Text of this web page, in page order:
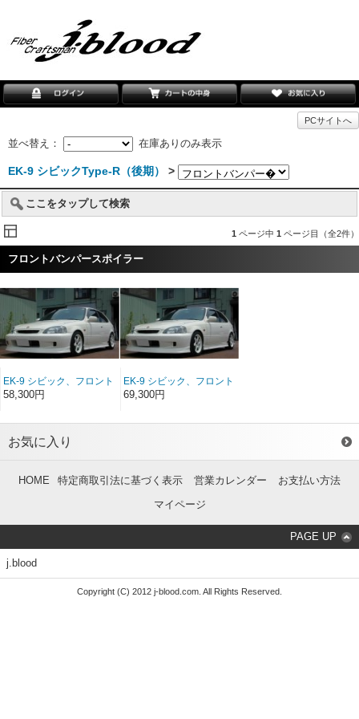
PCサイトへ
並べ替え： 在庫ありのみ表示
EK-9 シビックType-R（後期） >
ここをタップして検索
1 ページ中 1 ページ目（全2件）
フロントバンパースポイラー
EK-9 シビック、フロント
バンパースポイラー
58,300円
EK-9 シビック、フロント
バンパースポイラー ソフ
69,300円
お気に入り
HOME 特定商取引法に基づく表示 営業カレンダー
お支払い方法
マイページ
PAGE UP
j.blood
Copyright (C) 2012 j-blood.com. All Rights Reserved.